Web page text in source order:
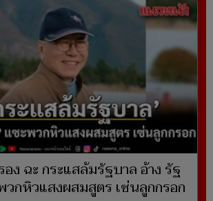
ง ฉะ กระแสล้มรัฐบาล อ้าง รัฐ
กหิวแสงผสมสูตร เซ่นลูกกรอก